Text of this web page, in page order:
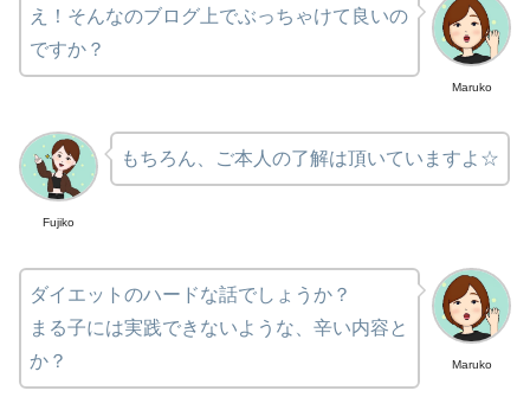
Maruko
え！そんなのブログ上でぶっちゃけて良いの
ですか？
Fujiko
もちろん、ご本人の了解は頂いていますよ☆
Maruko
ダイエットのハードな話でしょうか？
まる子には実践できないような、辛い内容と
か？